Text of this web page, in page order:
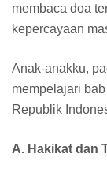
membaca doa
kepercayaan
Anak-anakku,
mempelajari
Republik
A. Hakikat dan